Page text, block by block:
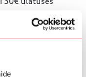
või kütuse